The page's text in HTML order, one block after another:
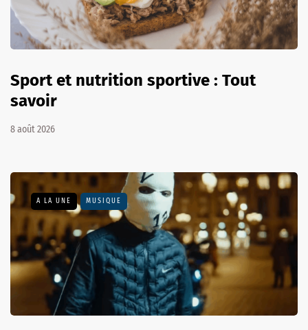
Sport et nutrition sportive : Tout
savoir
8 août 2026
A LA UNE MUSIQUE